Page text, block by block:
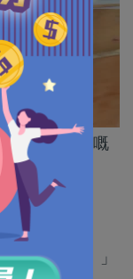
受市民歡迎嘅
居民做事！」